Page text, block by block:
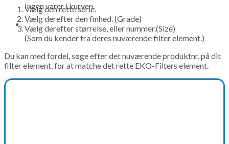
Ingen varer i kurven.
Vælg den rette serie.
Vælg derefter den finhed. (Grade)
Vælg derefter størrelse, eller nummer.(Size)
(Som du kender fra deres nuværende filter element.)
Du kan med fordel, søge efter det nuværende produktnr. på dit
filter element, for at matche det rette EKO-Filters element.